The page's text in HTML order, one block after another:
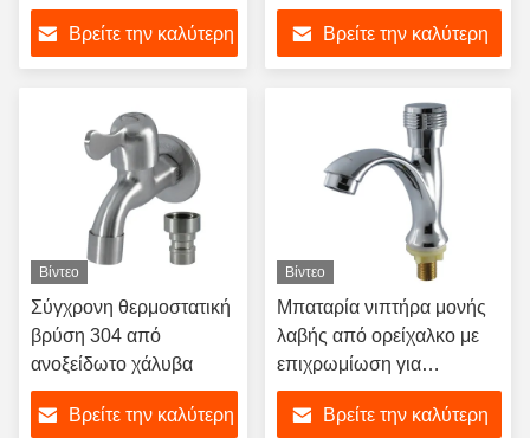
κεραμικό φυσίγγιο και
επιτοίχια εγκατάσταση
Βρείτε την καλύτερη
επιφάνεια για μπάνιο με
ζεστό και κρύο νερό
Βρείτε την καλύτερη
Βίντεο
Σύγχρονη θερμοστατική
βρύση 304 από
ανοξείδωτο χάλυβα
Βρείτε την καλύτερη
Βίντεο
Μπαταρία νιπτήρα μονής
λαβής από ορείχαλκο με
επιχρωμίωση για
μοντέρνα μπάνια
Βρείτε την καλύτερη